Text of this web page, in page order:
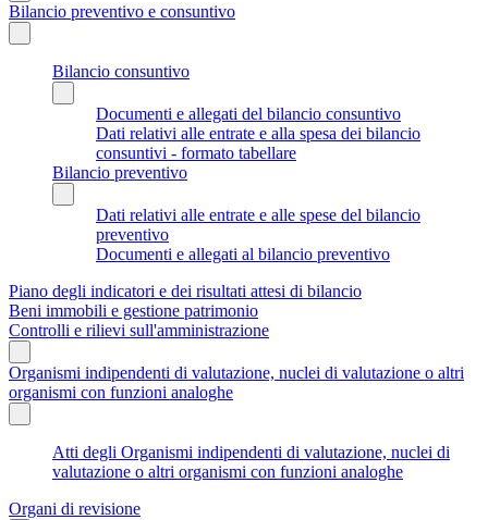
Bilancio preventivo e consuntivo
Bilancio consuntivo
Documenti e allegati del bilancio consuntivo
Dati relativi alle entrate e alla spesa dei bilancio
consuntivi - formato tabellare
Bilancio preventivo
Dati relativi alle entrate e alle spese del bilancio
preventivo
Documenti e allegati al bilancio preventivo
Piano degli indicatori e dei risultati attesi di bilancio
Beni immobili e gestione patrimonio
Controlli e rilievi sull'amministrazione
Organismi indipendenti di valutazione, nuclei di valutazione o altri
organismi con funzioni analoghe
Atti degli Organismi indipendenti di valutazione, nuclei di
valutazione o altri organismi con funzioni analoghe
Organi di revisione